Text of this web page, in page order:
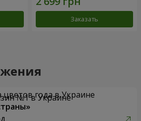
Заказать
цветов года в Украине